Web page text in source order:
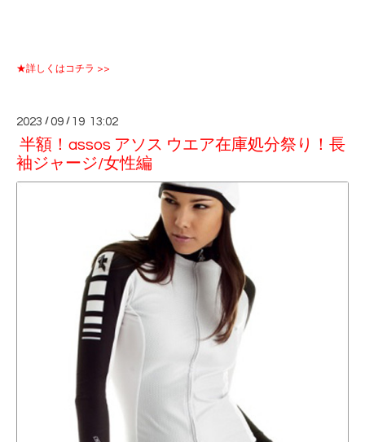
★詳しくはコチラ >>
2023 /09 / 19 13:02
半額！assos アソス ウエア在庫処分祭り！長
袖ジャージ/女性編